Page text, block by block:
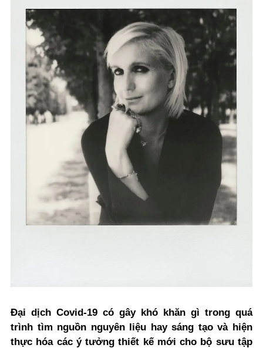
Đại dịch Covid-19 có gây khó khăn gì trong quá
trình tìm nguồn nguyên liệu hay sáng tạo và hiện
thực hóa các ý tưởng thiết kế mới cho bộ sưu tập